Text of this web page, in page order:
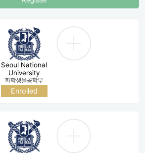
Seoul National
University
화학생물공학부
Enrolled